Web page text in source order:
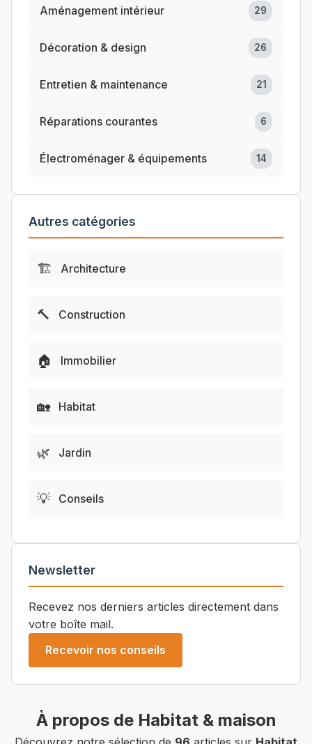
Aménagement intérieur 29
Décoration & design 26
Entretien & maintenance 21
Réparations courantes 6
Électroménager & équipements 14
Autres catégories
🏗️ Architecture
🔨 Construction
🏠 Immobilier
🏡 Habitat
🌿 Jardin
💡 Conseils
Newsletter
Recevez nos derniers articles directement dans
votre boîte mail.
Recevoir nos conseils
À propos de Habitat & maison